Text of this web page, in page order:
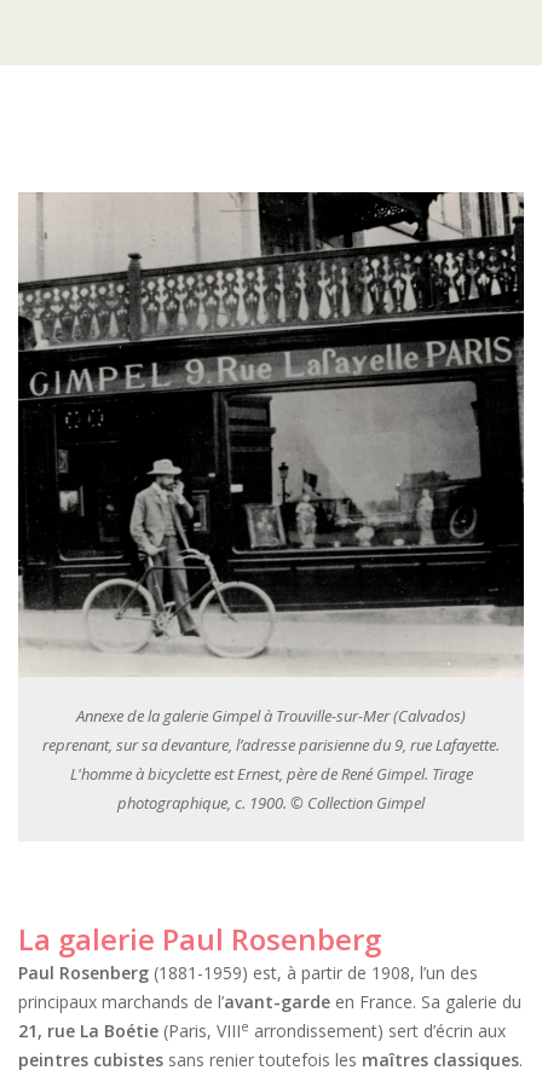
Annexe de la galerie Gimpel à Trouville-sur-Mer (Calvados)
reprenant, sur sa devanture, l’adresse parisienne du 9, rue Lafayette.
L'homme à bicyclette est Ernest, père de René Gimpel. Tirage
photographique, c. 1900. © Collection Gimpel
La galerie Paul Rosenberg
Paul Rosenberg (1881-1959) est, à partir de 1908, l’un des
principaux marchands de l’avant-garde en France. Sa galerie du
21, rue La Boétie (Paris, VIIIe arrondissement) sert d’écrin aux
peintres cubistes sans renier toutefois les maîtres classiques.